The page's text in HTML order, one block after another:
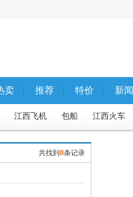
江西飞机 包船 江西火车
内蒙 西北火车 专列
度假养老 自驾游（国内5天内）
卖 推荐 特价 新闻
共找到 0条记录